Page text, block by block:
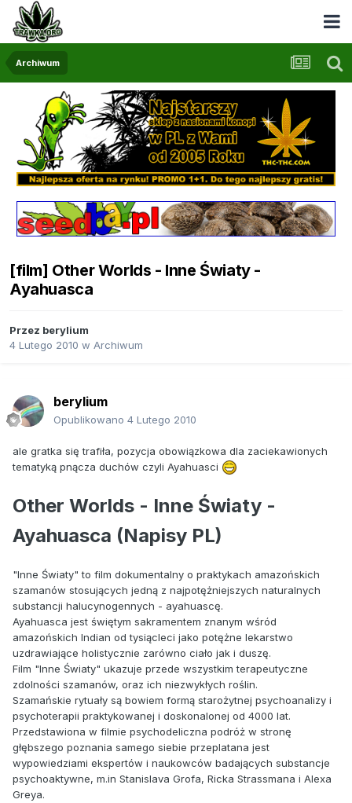
Archiwum
[film] Other Worlds - Inne Światy -
Ayahuasca
Przez berylium
4 Lutego 2010 w Archiwum
berylium
Opublikowano 4 Lutego 2010
ale gratka się trafiła, pozycja obowiązkowa dla zaciekawionych
tematyką pnącza duchów czyli Ayahuasci
Other Worlds - Inne Światy -
Ayahuasca (Napisy PL)
"Inne Światy" to film dokumentalny o praktykach amazońskich
szamanów stosujących jedną z najpotężniejszych naturalnych
substancji halucynogennych - ayahuascę.
Ayahuasca jest świętym sakramentem znanym wśród
amazońskich Indian od tysiącleci jako potężne lekarstwo
uzdrawiające holistycznie zarówno ciało jak i duszę.
Film "Inne Światy" ukazuje przede wszystkim terapeutyczne
zdolności szamanów, oraz ich niezwykłych roślin.
Szamańskie rytuały są bowiem formą starożytnej psychoanalizy i
psychoterapii praktykowanej i doskonalonej od 4000 lat.
Przedstawiona w filmie psychodeliczna podróż w stronę
głębszego poznania samego siebie przeplatana jest
wypowiedziami ekspertów i naukowców badających substancje
psychoaktywne, m.in Stanislava Grofa, Ricka Strassmana i Alexa
Greya.